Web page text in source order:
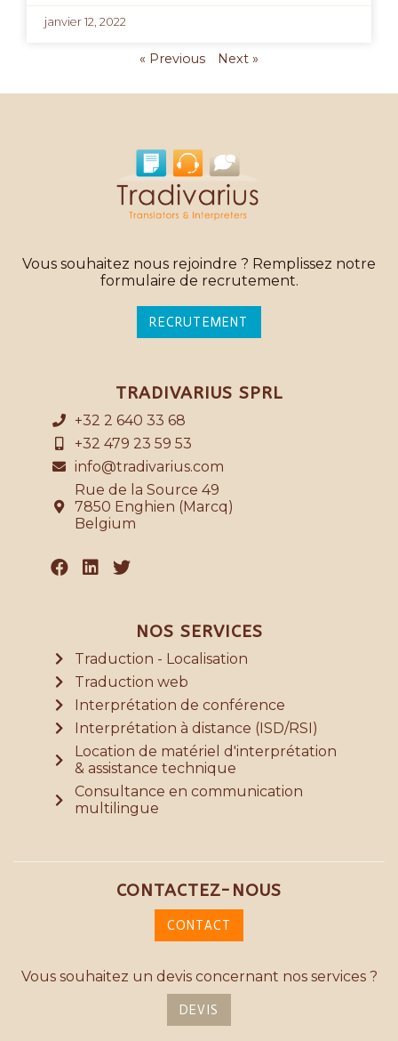
janvier 12, 2022
« Previous Next »
Vous souhaitez nous rejoindre ? Remplissez notre
formulaire de recrutement.
RECRUTEMENT
TRADIVARIUS SPRL
+32 2 640 33 68
+32 479 23 59 53
info@tradivarius.com
Rue de la Source 49
7850 Enghien (Marcq)
Belgium
NOS SERVICES
Traduction - Localisation
Traduction web
Interprétation de conférence
Interprétation à distance (ISD/RSI)
Location de matériel d'interprétation
& assistance technique
Consultance en communication
multilingue
CONTACTEZ-NOUS
CONTACT
Vous souhaitez un devis concernant nos services ?
DEVIS